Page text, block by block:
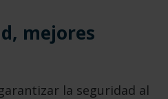
mejores
la seguridad al